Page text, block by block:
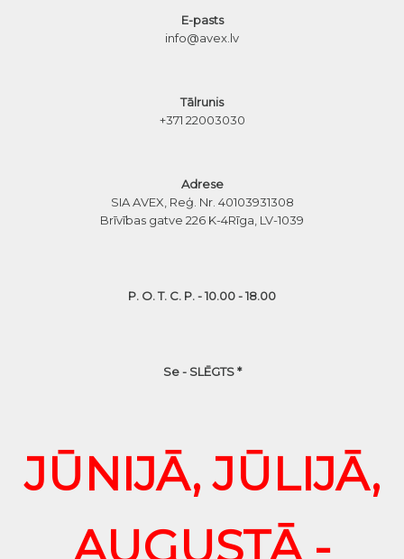
E-pasts
info@avex.lv
Tālrunis
+371 22003030
Adrese
SIA AVEX, Reģ. Nr. 40103931308
Brīvības gatve 226 K-4Rīga, LV-1039
P. O. T. C. P. - 10.00 - 18.00
Se - SLĒGTS *
JŪNIJĀ, JŪLIJĀ,
AUGUSTĀ -